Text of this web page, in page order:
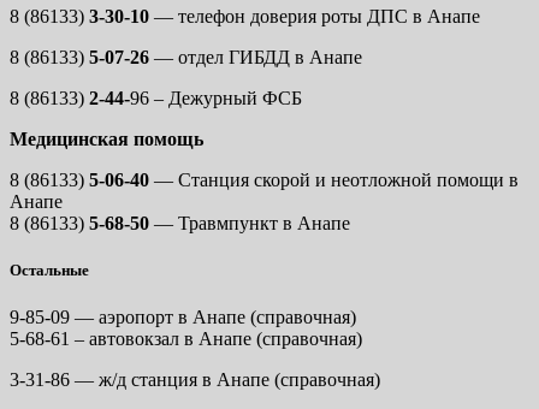
8 (86133) 3-30-10 — телефон доверия роты ДПС в Анапе
8 (86133) 5-07-26 — отдел ГИБДД в Анапе
8 (86133) 2-44-96 – Дежурный ФСБ
Медицинская помощь
8 (86133) 5-06-40 — Станция скорой и неотложной помощи в
Анапе
8 (86133) 5-68-50 — Травмпункт в Анапе
Остальные
9-85-09 — аэропорт в Анапе (справочная)
5-68-61 – автовокзал в Анапе (справочная)
3-31-86 — ж/д станция в Анапе (справочная)